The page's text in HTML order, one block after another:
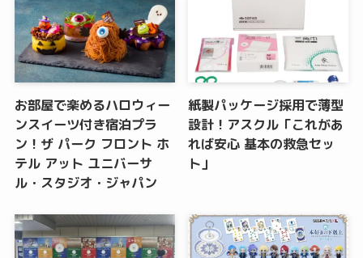
お部屋で楽めるハロウィー
ンスイーツ付き宿泊プラ
ン！ザ パーク フロント ホ
テル アット ユニバーサ
ル・スタジオ・ジャパン
紙製パッケージ採用で薄型
設計！アスクル「これがあ
れば安心 基本の救急セッ
ト」